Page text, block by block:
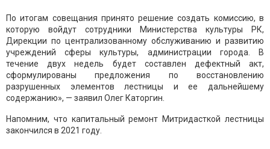
По итогам совещания принято решение создать комиссию, в
которую войдут сотрудники Министерства культуры РК,
Дирекции по централизованному обслуживанию и развитию
учреждений сферы культуры, администрации города. В
течение двух недель будет составлен дефектный акт,
сформулированы предложения по восстановлению
разрушенных элементов лестницы и ее дальнейшему
содержанию», — заявил Олег Каторгин.
Напомним, что капитальный ремонт Митридасткой лестницы
закончился в 2021 году.